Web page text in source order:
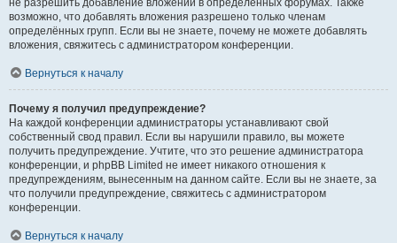
не разрешить добавление вложений в определённых форумах. Также
возможно, что добавлять вложения разрешено только членам
определённых групп. Если вы не знаете, почему не можете добавлять
вложения, свяжитесь с администратором конференции.
Вернуться к началу
Почему я получил предупреждение?
На каждой конференции администраторы устанавливают свой
собственный свод правил. Если вы нарушили правило, вы можете
получить предупреждение. Учтите, что это решение администратора
конференции, и phpBB Limited не имеет никакого отношения к
предупреждениям, вынесенным на данном сайте. Если вы не знаете, за
что получили предупреждение, свяжитесь с администратором
конференции.
Вернуться к началу